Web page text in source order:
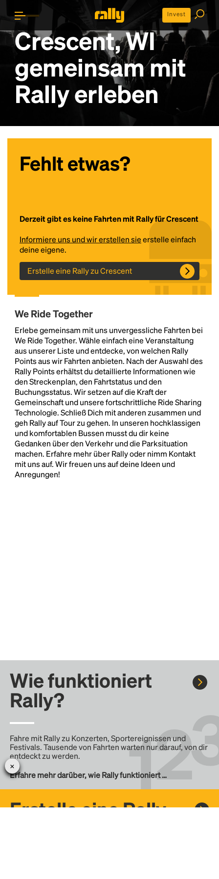
Invest
Crescent, WI
gemeinsam mit
Rally erleben
Fehlt etwas?
Derzeit gibt es keine Fahrten mit Rally für Crescent
Informiere uns und wir erstellen sieerstelle einfach
deine eigene.
Erstelle eine Rally zu Crescent
We Ride Together
Erlebe gemeinsam mit uns unvergessliche Fahrten bei
We Ride Together. Wähle einfach eine Veranstaltung
aus unserer Liste und entdecke, von welchen Rally
Points aus wir Fahrten anbieten. Nach der Auswahl des
Rally Points erhältst du detaillierte Informationen wie
den Streckenplan, den Fahrtstatus und den
Buchungsstatus. Wir setzen auf die Kraft der
Gemeinschaft und unsere fortschrittliche Ride Sharing
Technologie. Schließ Dich mit anderen zusammen und
geh Rally auf Tour zu gehen. In unseren hochklassigen
und komfortablen Bussen musst du dir keine
Gedanken über den Verkehr und die Parksituation
machen. Erfahre mehr über Rally oder nimm Kontakt
mit uns auf. Wir freuen uns auf deine Ideen und
Anregungen!
Wie funktioniert
Rally?
Fahre mit Rally zu Konzerten, Sportereignissen und
Festivals. Tausende von Fahrten warten nur darauf, von dir
entdeckt zu werden.
Erfahre mehr darüber, wie Rally funktioniert …
Erstelle eine Rally
Headline
Lorem Ipsum is simply dummy text of the printing
and typesetting industry.Lorem Ipsum has been the
industry's standarddummy text ever since the
1500s, when an unknown printer took a galley of
type and scrambled it to make a type specimen
book. It has survived not only five centuries, but also
the leap into electronic typesetting, remaining
essentially unchanged.